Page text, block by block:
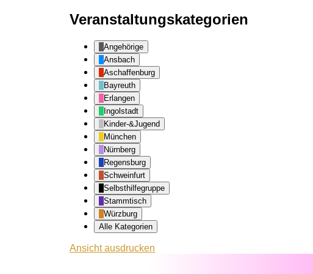
Veranstaltungskategorien
Angehörige
Ansbach
Aschaffenburg
Bayreuth
Erlangen
Ingolstadt
Kinder-&Jugend
München
Nürnberg
Regensburg
Schweinfurt
Selbsthilfegruppe
Stammtisch
Würzburg
Alle Kategorien
Ansichtausdrucken